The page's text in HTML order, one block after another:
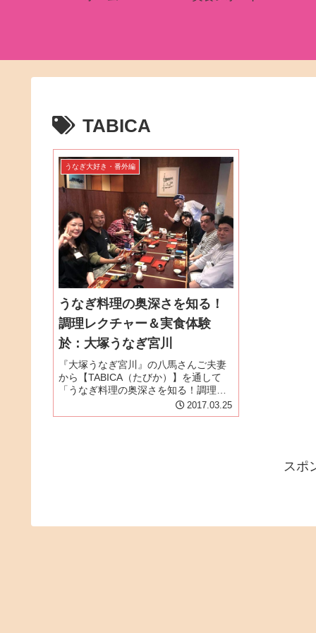
TABICA
うなぎ大好き・番外編
うなぎ料理の奥深さを知る！
調理レクチャー＆実食体験
於：大塚うなぎ宮川
『大塚うなぎ宮川』の八馬さんご夫妻
から【TABICA（たびか）】を通して
「うなぎ料理の奥深さを知る！調理レ
クチャー＆実食体験」を実施するので
参加しませんか？というお誘いを受け
2017.03.25
スポ